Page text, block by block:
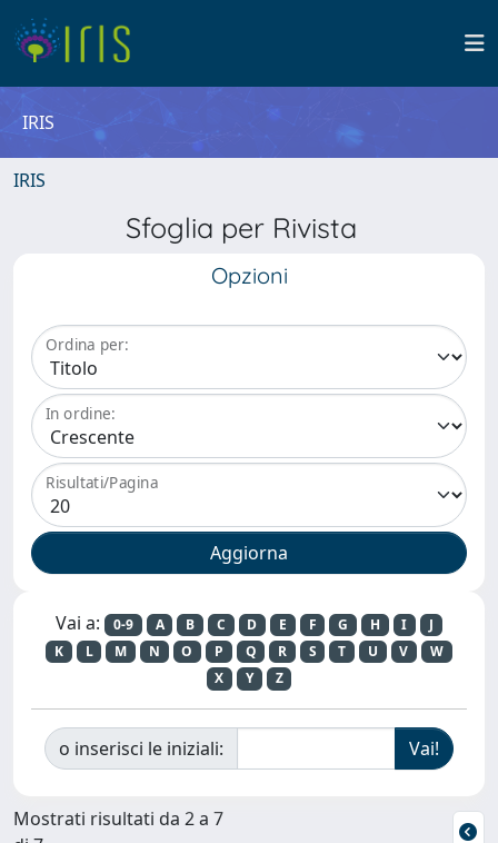
IRIS
IRIS
Sfoglia per Rivista
Opzioni
Ordina per:
In ordine:
Risultati/Pagina
Vai a: 0-9 A B C D E F G H I
J
K
L M N O P Q R S T U V
W
X
Y Z
o inserisci le iniziali:
Mostrati risultati da 2 a 7